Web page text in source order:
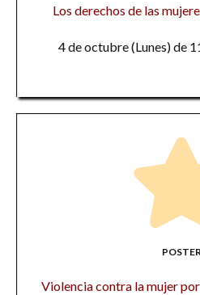
Los derechos de las
4 de octubre (Lunes) de
Violencia contra la mujer